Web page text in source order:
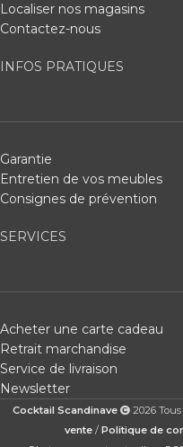
Localiser nos magasins
Contactez-nous
INFOS PRATIQUES
Garantie
Entretien de vos meubles
Consignes de prévention
SERVICES
Acheter une carte cadeau
Retrait marchandise
Service de livraison
Newsletter
Cocktail Scandinave 2026 Tous
vente/ Politique de